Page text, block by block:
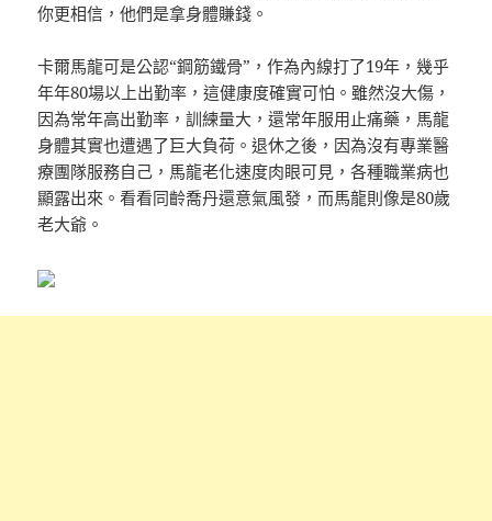
你更相信，他們是拿身體賺錢。
卡爾馬龍可是公認“鋼筋鐵骨”，作為內線打了19年，幾乎
年年80場以上出勤率，這健康度確實可怕。雖然沒大傷，
因為常年高出勤率，訓練量大，還常年服用止痛藥，馬龍
身體其實也遭遇了巨大負荷。退休之後，因為沒有專業醫
療團隊服務自己，馬龍老化速度肉眼可見，各種職業病也
顯露出來。看看同齡喬丹還意氣風發，而馬龍則像是80歲
老大爺。